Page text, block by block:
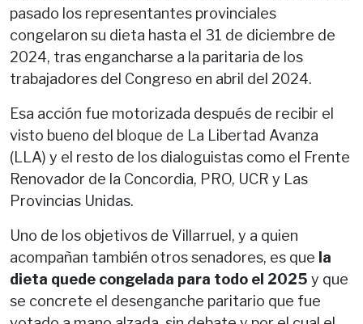
pasado los representantes provinciales
congelaron su dieta hasta el 31 de diciembre de
2024, tras engancharse a la paritaria de los
trabajadores del Congreso en abril del 2024.
Esa acción fue motorizada después de recibir el
visto bueno del bloque de La Libertad Avanza
(LLA) y el resto de los dialoguistas como el Frente
Renovador de la Concordia, PRO, UCR y Las
Provincias Unidas.
Uno de los objetivos de Villarruel, y a quien
acompañan también otros senadores, es que la
dieta quede congelada para todo el 2025 y que
se concrete el desenganche paritario que fue